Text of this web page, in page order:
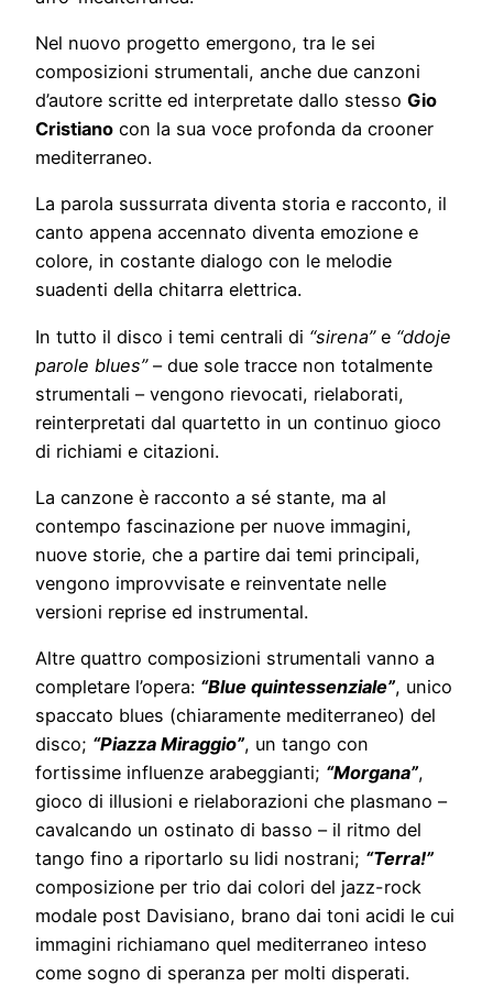
Nel nuovo progetto emergono, tra le sei
composizioni strumentali, anche due canzoni
d’autore scritte ed interpretate dallo stesso Gio
Cristiano con la sua voce profonda da crooner
mediterraneo.
La parola sussurrata diventa storia e racconto, il
canto appena accennato diventa emozione e
colore, in costante dialogo con le melodie
suadenti della chitarra elettrica.
In tutto il disco i temi centrali di “sirena”e “ddoje
parole blues”– due sole tracce non totalmente
strumentali – vengono rievocati, rielaborati,
reinterpretati dal quartetto in un continuo gioco
di richiami e citazioni.
La canzone è racconto a sé stante, ma al
contempo fascinazione per nuove immagini,
nuove storie, che a partire dai temi principali,
vengono improvvisate e reinventate nelle
versioni reprise ed instrumental.
Altre quattro composizioni strumentali vanno a
completare l’opera: “Blue quintessenziale”, unico
spaccato blues (chiaramente mediterraneo) del
disco; “Piazza Miraggio”, un tango con
fortissime influenze arabeggianti; “Morgana”,
gioco di illusioni e rielaborazioni che plasmano –
cavalcando un ostinato di basso – il ritmo del
tango fino a riportarlo su lidi nostrani; “Terra!”
composizione per trio dai colori del jazz-rock
modale post Davisiano, brano dai toni acidi le cui
immagini richiamano quel mediterraneo inteso
come sogno di speranza per molti disperati.